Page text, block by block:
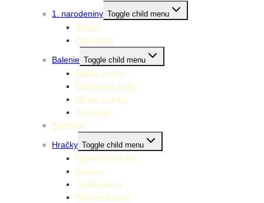
1. narodeniny Toggle child menu
Balóny
Dekorácie
Balenie Toggle child menu
Baliaci papier
Darčekové tašky
Mašle a stuhy
Pozvánky
Bublifuky
Hračky Toggle child menu
Spoločenské hry
Pexeso
Omaľovánky
Plyšové hračky